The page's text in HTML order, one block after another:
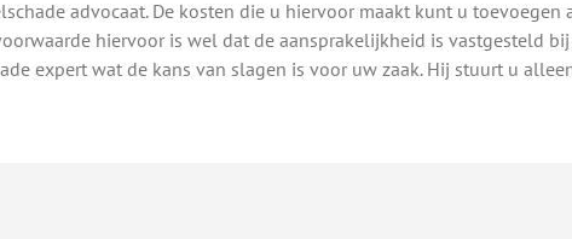
advocaat. De kosten die u hiervoor maakt kunt u
hiervoor is wel dat de aansprakelijkheid is vastgesteld
expert wat de kans van slagen is voor uw zaak. Hij stuurt u